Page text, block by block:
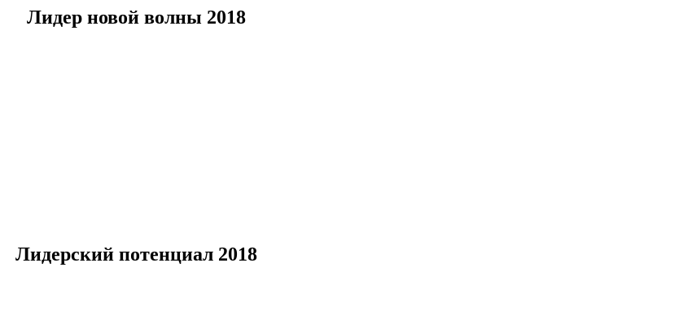
Лидер новой волны 2018
Лидерский потенциал2018